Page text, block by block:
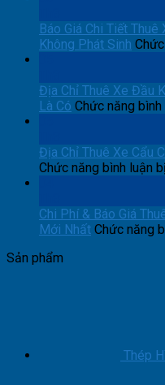
Báo Giá Chi Tiết
Không Phát Sinh
Địa Chỉ Thuê Xe Đầu
Là Có Chức năng
Địa Chỉ Thuê Xe Cẩu
Chức năng bình luận
Chi Phí & Báo Giá
Mới Nhất Chức năng
Sản phẩm
Thép